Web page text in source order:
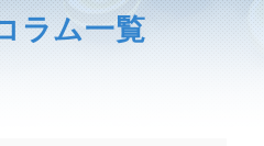
ラム一覧